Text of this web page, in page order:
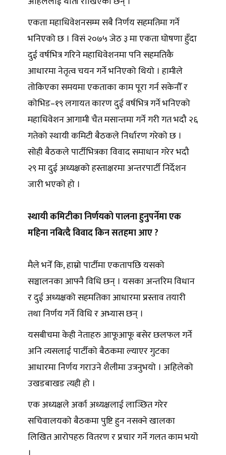
एकता महाधिवेशनसम्म सबै निर्णय सहमतिमा गर्ने
भनिएको छ । विसं २०७५ जेठ ३ मा एकता घोषणा हुँदा
दुई वर्षभित्र गरिने महाधिवेशनमा पनि सहमतिकै
आधारमा नेतृत्व चयन गर्ने भनिएको थियो । हामीले
तोकिएका समयमा एकताका काम पूरा गर्न सकेनौँ र
कोभिड–१९ लगायत कारण दुई वर्षभित्र गर्ने भनिएको
महाधिवेशन आगामी चैत मसान्तमा गर्ने गरी गत भदौ २६
गतेको स्थायी कमिटी बैठकले निर्धारण गरेको छ ।
सोही बैठकले पार्टीभित्रका विवाद समाधान गरेर भदौ
२९ मा दुई अध्यक्षको हस्ताक्षरमा अन्तरपार्टी निर्देशन
जारी भएको हो ।
स्थायी कमिटीका निर्णयको पालना हुनुपर्नेमा एक
महिना नबित्दै विवाद किन सतहमा आए ?
मैले भनेँ कि, हाम्रो पार्टीमा एकतापछि यसको
सञ्चालनका आफ्नै विधि छन् । यसका अन्तरिम विधान
र दुई अध्यक्षको सहमतिका आधारमा प्रस्ताव तयारी
तथा निर्णय गर्ने विधि र अभ्यास छन् ।
यसबीचमा केही नेताहरु आफूआफू बसेर छलफल गर्ने
अनि त्यसलाई पार्टीको बैठकमा ल्याएर गुटका
आधारमा निर्णय गराउने शैलीमा उत्रनुभयो । अहिलेको
उखडबाखड त्यही हो ।
एक अध्यक्षले अर्का अध्यक्षलाई लाञ्छित गरेर
सचिवालयको बैठकमा पुष्टि हुन नसक्ने खालका
लिखित आरोपहरु वितरण र प्रचार गर्ने गलत काम भयो